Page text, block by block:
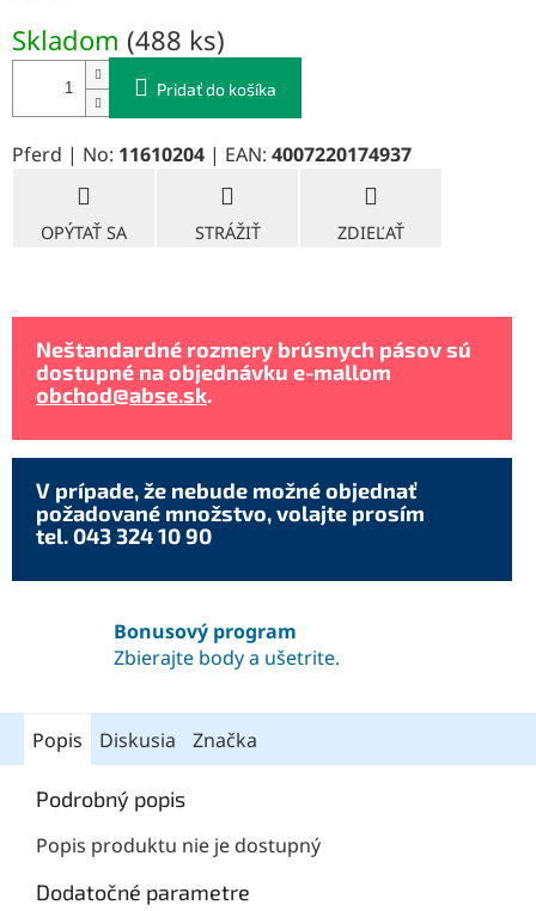
cena:
Skladom (488 ks)
Pridať do košíka
Pferd | No: 11610204 | EAN: 4007220174937
OPÝTAŤ SA STRÁŽIŤ ZDIEĽAŤ
Neštandardné rozmery brúsnych pásov sú
dostupné na objednávku e-mallom
obchod@abse.sk.
V prípade, že nebude možné objednať
požadované množstvo, volajte prosím
tel. 043 324 10 90
Bonusový program
Zbierajte body a ušetrite.
Popis Diskusia Značka
Podrobný popis
Popis produktu nie je dostupný
Dodatočné parametre